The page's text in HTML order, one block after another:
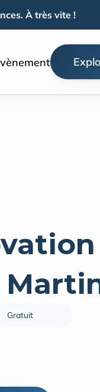
Gratuit
À très vite !